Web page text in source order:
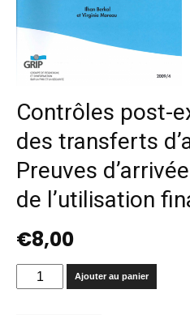
Contrôles post-
des transferts
Preuves
de l’utilisation
€8,00
quantité
de
Ajouter au panier